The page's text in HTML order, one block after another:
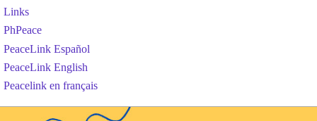
Links
PhPeace
PeaceLink Español
PeaceLink English
Peacelink en français